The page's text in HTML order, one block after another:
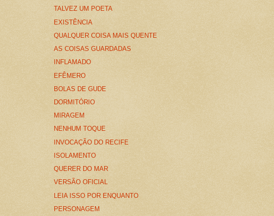
TALVEZ UM POETA
EXISTÊNCIA
QUALQUER COISA MAIS QUENTE
AS COISAS GUARDADAS
INFLAMADO
EFÊMERO
BOLAS DE GUDE
DORMITÓRIO
MIRAGEM
NENHUM TOQUE
INVOCAÇÃO DO RECIFE
ISOLAMENTO
QUERER DO MAR
VERSÃO OFICIAL
LEIA ISSO POR ENQUANTO
PERSONAGEM